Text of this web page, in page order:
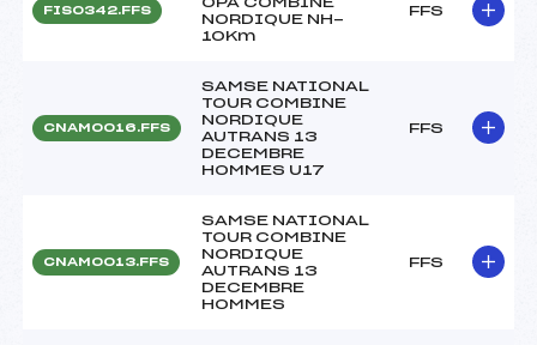
FIS0342.FFS
NORDIQUE NH-
10Km
FFS
CNAM0016.FFS
SAMSE NATIONAL
TOUR COMBINE
NORDIQUE
AUTRANS 13
DECEMBRE
HOMMES U17
FFS
CNAM0013.FFS
SAMSE NATIONAL
TOUR COMBINE
NORDIQUE
AUTRANS 13
DECEMBRE
HOMMES
FFS